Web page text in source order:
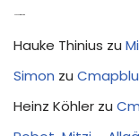
Hauke Thinius zu
Simon zu
Heinz Köhler zu